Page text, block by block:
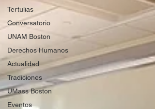
Tertulias
Conversatorio
UNAM Boston
Derechos Humanos
Actualidad
Tradiciones
UMass Boston
Eventos